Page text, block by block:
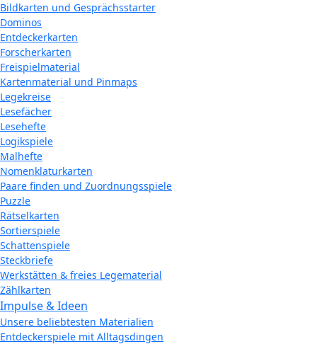
Bildkarten und Gesprächsstarter
Dominos
Entdeckerkarten
Forscherkarten
Freispielmaterial
Kartenmaterial und Pinmaps
Legekreise
Lesefächer
Lesehefte
Logikspiele
Malhefte
Nomenklaturkarten
Paare finden und Zuordnungsspiele
Puzzle
Rätselkarten
Sortierspiele
Schattenspiele
Steckbriefe
Werkstätten & freies Legematerial
Zählkarten
Impulse & Ideen
Unsere beliebtesten Materialien
Entdeckerspiele mit Alltagsdingen